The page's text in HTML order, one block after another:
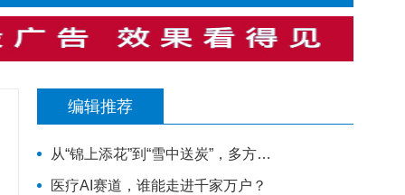
编辑推荐
从“锦上添花”到“雪中送炭”，多方推动下“互联网+健康医疗”的春天要来了吗？
医疗AI赛道，谁能走进千家万户？